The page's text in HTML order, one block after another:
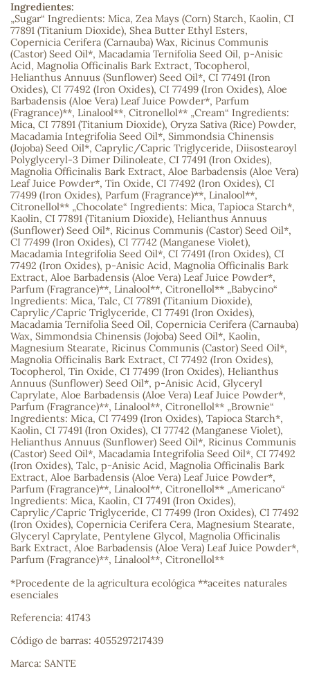
Ingredientes:
„Sugar“ Ingredients: Mica, Zea Mays (Corn) Starch, Kaolin, CI
77891 (Titanium Dioxide), Shea Butter Ethyl Esters,
Copernicia Cerifera (Carnauba) Wax, Ricinus Communis
(Castor) Seed Oil*, Macadamia Ternifolia Seed Oil, p-Anisic
Acid, Magnolia Officinalis Bark Extract, Tocopherol,
Helianthus Annuus (Sunflower) Seed Oil*, CI 77491 (Iron
Oxides), CI 77492 (Iron Oxides), CI 77499 (Iron Oxides), Aloe
Barbadensis (Aloe Vera) Leaf Juice Powder*, Parfum
(Fragrance)**, Linalool**, Citronellol** „Cream“ Ingredients:
Mica, CI 77891 (Titanium Dioxide), Oryza Sativa (Rice) Powder,
Macadamia Integrifolia Seed Oil*, Simmondsia Chinensis
(Jojoba) Seed Oil*, Caprylic/Capric Triglyceride, Diisostearoyl
Polyglyceryl-3 Dimer Dilinoleate, CI 77491 (Iron Oxides),
Magnolia Officinalis Bark Extract, Aloe Barbadensis (Aloe Vera)
Leaf Juice Powder*, Tin Oxide, CI 77492 (Iron Oxides), CI
77499 (Iron Oxides), Parfum (Fragrance)**, Linalool**,
Citronellol** „Chocolate“ Ingredients: Mica, Tapioca Starch*,
Kaolin, CI 77891 (Titanium Dioxide), Helianthus Annuus
(Sunflower) Seed Oil*, Ricinus Communis (Castor) Seed Oil*,
CI 77499 (Iron Oxides), CI 77742 (Manganese Violet),
Macadamia Integrifolia Seed Oil*, CI 77491 (Iron Oxides), CI
77492 (Iron Oxides), p-Anisic Acid, Magnolia Officinalis Bark
Extract, Aloe Barbadensis (Aloe Vera) Leaf Juice Powder*,
Parfum (Fragrance)**, Linalool**, Citronellol** „Babycino“
Ingredients: Mica, Talc, CI 77891 (Titanium Dioxide),
Caprylic/Capric Triglyceride, CI 77491 (Iron Oxides),
Macadamia Ternifolia Seed Oil, Copernicia Cerifera (Carnauba)
Wax, Simmondsia Chinensis (Jojoba) Seed Oil*, Kaolin,
Magnesium Stearate, Ricinus Communis (Castor) Seed Oil*,
Magnolia Officinalis Bark Extract, CI 77492 (Iron Oxides),
Tocopherol, Tin Oxide, CI 77499 (Iron Oxides), Helianthus
Annuus (Sunflower) Seed Oil*, p-Anisic Acid, Glyceryl
Caprylate, Aloe Barbadensis (Aloe Vera) Leaf Juice Powder*,
Parfum (Fragrance)**, Linalool**, Citronellol** „Brownie“
Ingredients: Mica, CI 77499 (Iron Oxides), Tapioca Starch*,
Kaolin, CI 77491 (Iron Oxides), CI 77742 (Manganese Violet),
Helianthus Annuus (Sunflower) Seed Oil*, Ricinus Communis
(Castor) Seed Oil*, Macadamia Integrifolia Seed Oil*, CI 77492
(Iron Oxides), Talc, p-Anisic Acid, Magnolia Officinalis Bark
Extract, Aloe Barbadensis (Aloe Vera) Leaf Juice Powder*,
Parfum (Fragrance)**, Linalool**, Citronellol** „Americano“
Ingredients: Mica, Kaolin, CI 77491 (Iron Oxides),
Caprylic/Capric Triglyceride, CI 77499 (Iron Oxides), CI 77492
(Iron Oxides), Copernicia Cerifera Cera, Magnesium Stearate,
Glyceryl Caprylate, Pentylene Glycol, Magnolia Officinalis
Bark Extract, Aloe Barbadensis (Aloe Vera) Leaf Juice Powder*,
Parfum (Fragrance)**, Linalool**, Citronellol**
*Procedente de la agricultura ecológica **aceites naturales
esenciales
Referencia: 41743
Código de barras: 4055297217439
Marca: SANTE